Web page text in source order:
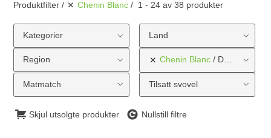
Produktfilter Chenin Blanc 1 - 24 av 38 produkter
Kategorier Land
Region Chenin Blanc Druetype
Matmatch Tilsatt svovel
Skjul utsolgte produkter Nullstill filtre